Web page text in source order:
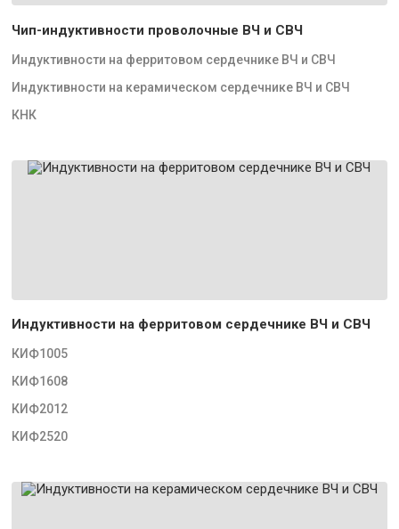
Чип-индуктивности проволочные ВЧ и СВЧ
Индуктивности на ферритовом сердечнике ВЧ и СВЧ
Индуктивности на керамическом сердечнике ВЧ и СВЧ
КНК
Индуктивности на ферритовом сердечнике ВЧ и СВЧ
КИФ1005
КИФ1608
КИФ2012
КИФ2520